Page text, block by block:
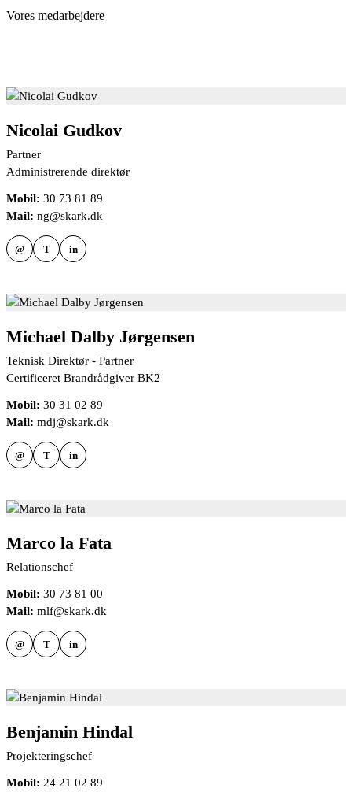
Vores medarbejdere
Nicolai Gudkov
Partner
Administrerende direktør
Mobil: 30 73 81 89
Mail: ng@skark.dk
@ T in
Michael Dalby Jørgensen
Teknisk Direktør - Partner
Certificeret Brandrådgiver BK2
Mobil: 30 31 02 89
Mail: mdj@skark.dk
@ T in
Marco la Fata
Relationschef
Mobil: 30 73 81 00
Mail: mlf@skark.dk
@ T in
Benjamin Hindal
Projekteringschef
Mobil: 24 21 02 89